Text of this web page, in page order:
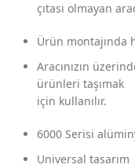
çıtası olmayan
Ürün montajında
Aracınızın
ürünleri taşımak
için kullanılır.
6000 Serisi
Universal tasarım